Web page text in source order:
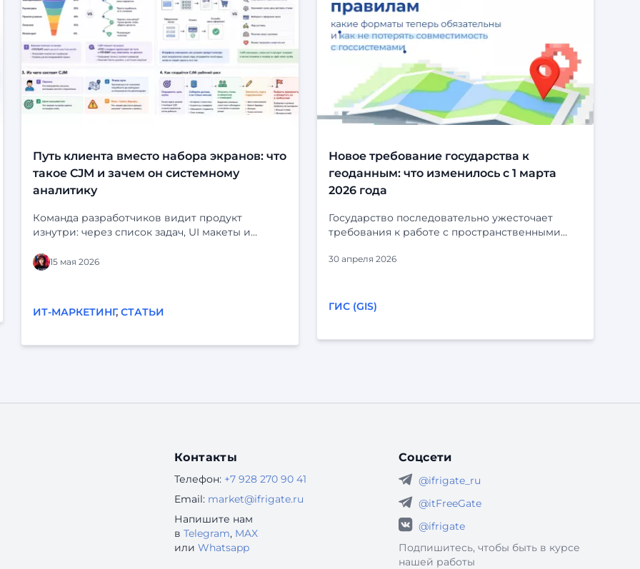
Путь клиента вместо набора экранов: что
такое CJM и зачем он системному
аналитику
Команда разработчиков видит продукт
изнутри: через список задач, UI макеты и
логично: кнопки на месте, статусы продуманы,
сценарий «срабатывает». Но у клиента перед
параллельных дел. Он может отвлечься,
Когда продукт строится «от экранов»,
доходят до конца». «Поддержка завалена
15 мая 2026
ИТ-МАРКЕТИНГ,СТАТЬИ
Новое требование государства к
геоданным: что изменилось с 1 марта
2026 года
Государство последовательно ужесточает
требования к работе с пространственными
очередные поправки в Федеральный закон №
напрямую затрагивают всех, кто создаёт,
Но на практике требования распространяются
30 апреля 2026
ГИС (GIS)
Контакты
Телефон: +7 928 270 90 41
Email: market@ifrigate.ru
Напишите нам
в Telegram, MAX
или Whatsapp
Соцсети
@ifrigate_ru
@itFreeGate
@ifrigate
Подпишитесь, чтобы быть в курсе
нашей работы